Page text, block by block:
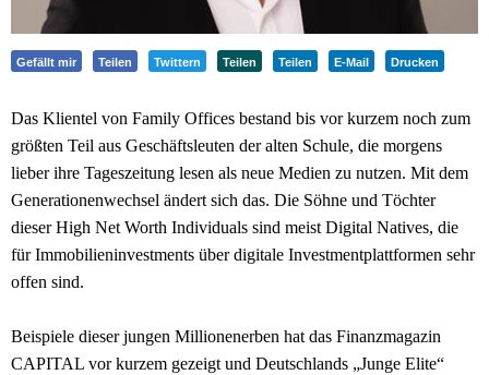
Gefällt mir Teilen Twittern Teilen Teilen E-Mail Drucken
Das Klientel von Family Offices bestand bis vor kurzem noch zum
größten Teil aus Geschäftsleuten der alten Schule, die morgens
lieber ihre Tageszeitung lesen als neue Medien zu nutzen. Mit dem
Generationenwechsel ändert sich das. Die Söhne und Töchter
dieser High Net Worth Individuals sind meist Digital Natives, die
für Immobilieninvestments über digitale Investmentplattformen sehr
offen sind.
Beispiele dieser jungen Millionenerben hat das Finanzmagazin
CAPITAL vor kurzem gezeigt und Deutschlands „Junge Elite“